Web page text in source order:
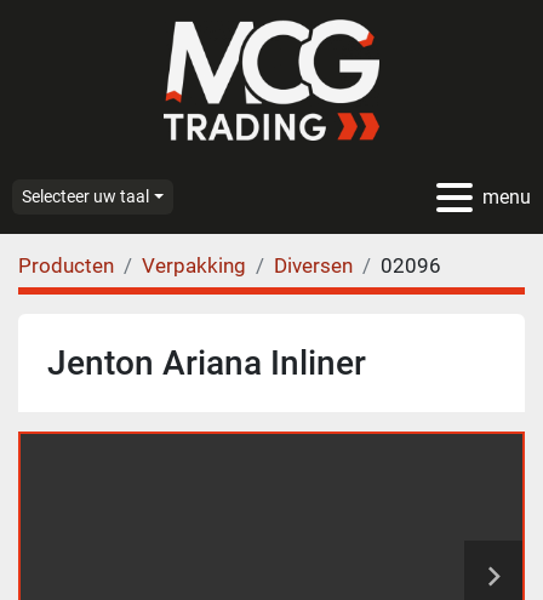
menu
Selecteer uw taal
Producten Verpakking Diversen 02096
Jenton Ariana Inliner